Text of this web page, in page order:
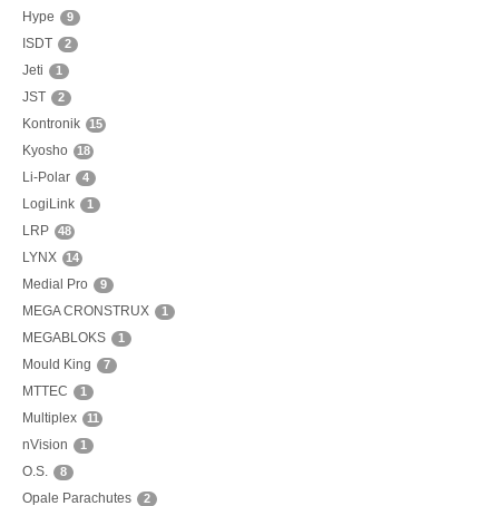
Hype 9
ISDT 2
Jeti 1
JST 2
Kontronik 15
Kyosho 18
Li-Polar 4
LogiLink 1
LRP 48
LYNX 14
Medial Pro 9
MEGA CRONSTRUX 1
MEGABLOKS 1
Mould King 7
MTTEC 1
Multiplex 11
nVision 1
O.S. 8
Opale Parachutes 2